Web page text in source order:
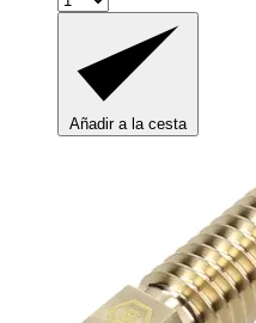
Añadir a la cesta